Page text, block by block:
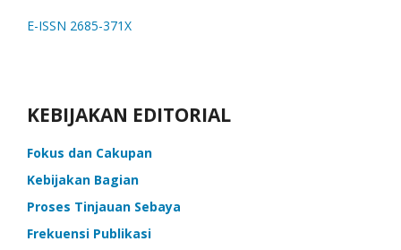
E-ISSN 2685-371X
KEBIJAKAN EDITORIAL
Fokus dan Cakupan
Kebijakan Bagian
Proses Tinjauan Sebaya
Frekuensi Publikasi